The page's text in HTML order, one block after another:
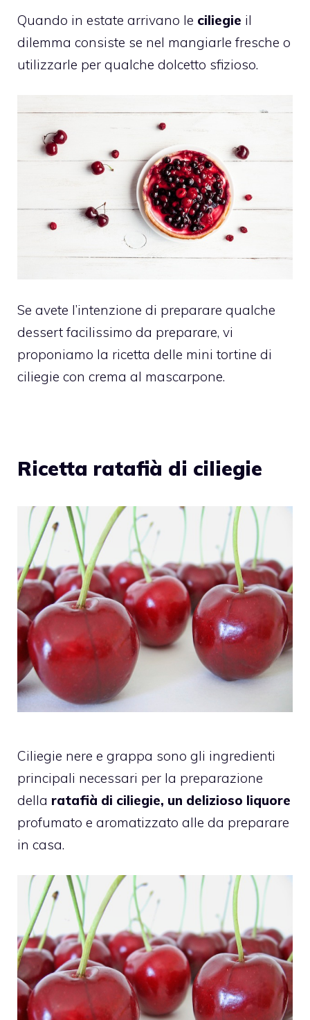
Quando in estate arrivano le ciliegie il
dilemma consiste se nel mangiarle fresche o
utilizzarle per qualche dolcetto sfizioso.
Se avete l’intenzione di preparare qualche
dessert facilissimo da preparare, vi
proponiamo la ricetta delle mini tortine di
ciliegie con crema al mascarpone.
Ricetta ratafià di ciliegie
Ciliegie nere e grappa sono gli ingredienti
principali necessari per la preparazione
della ratafià di ciliegie, un delizioso liquore
profumato e aromatizzato alle da preparare
in casa.